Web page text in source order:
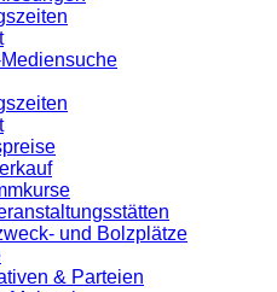
und Bolzplätze
& Parteien